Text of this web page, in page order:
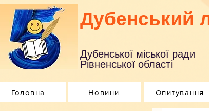
Дубенський
Дубенської міської ради
Рівненської області
Головна Новини Опитування